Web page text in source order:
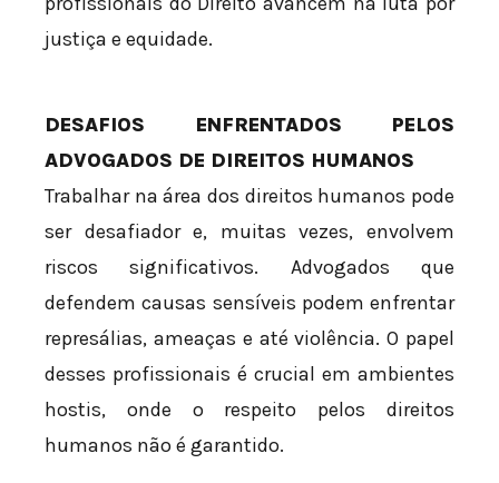
justiça e equidade.
DESAFIOS ENFRENTADOS PELOS
ADVOGADOS DE DIREITOS HUMANOS
Trabalhar na área dos direitos humanos pode
ser desafiador e, muitas vezes, envolvem
riscos significativos. Advogados que
defendem causas sensíveis podem enfrentar
represálias, ameaças e até violência. O papel
desses profissionais é crucial em ambientes
hostis, onde o respeito pelos direitos
humanos não é garantido.